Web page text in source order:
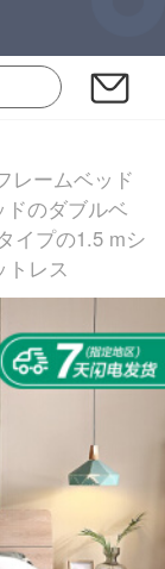
レームベッド
のダブルベ
イプの1.5 mシ
レス